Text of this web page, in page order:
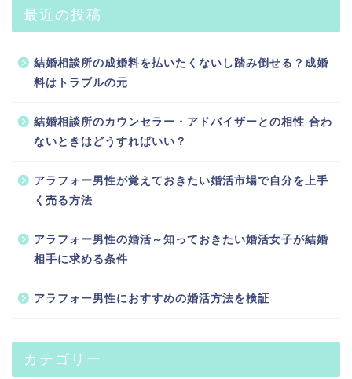
最近の投稿
結婚相談所の成婚料を払いたくないし踏み倒せる？成婚
料はトラブルの元
結婚相談所のカウンセラー・アドバイザーとの相性 合わ
ないときはどうすればいい？
アラフォー男性が覚えておきたい婚活市場で自分を上手
く売る方法
アラフォー男性の婚活～知っておきたい婚活女子が結婚
相手に求める条件
アラフォー男性におすすめの婚活方法を検証
カテゴリー